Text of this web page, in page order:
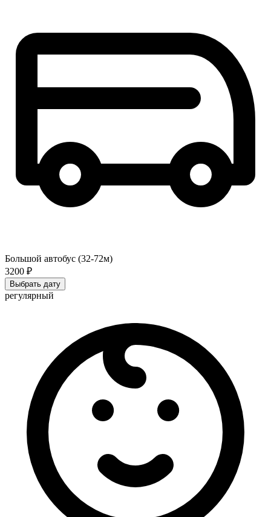
Большой автобус (32-72м)
3200 ₽
Выбрать дату
регулярный